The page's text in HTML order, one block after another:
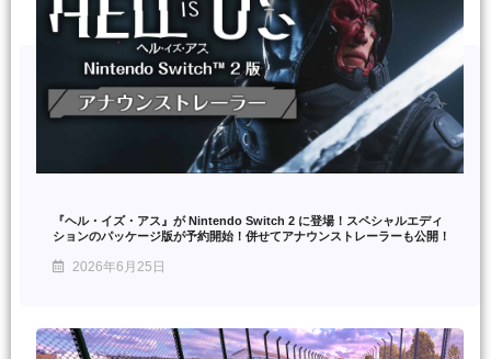
『ヘル・イズ・アス』が Nintendo Switch 2 に登場！スペシャルエディ
ションのパッケージ版が予約開始！併せてアナウンストレーラーも公開！
2026年6月25日